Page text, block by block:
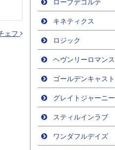
ェフ
ローブデコルテ
キネティクス
ロジック
ヘヴンリーロマンス
ゴールデンキャスト
グレイトジャーニー
スティルインラブ
ワンダフルデイズ